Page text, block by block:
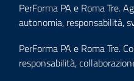
PerForma PA e Roma Tre.
autonomia, responsabilità,
PerForma PA e Roma Tre.
responsabilità,